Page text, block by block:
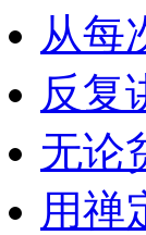
从每
反复
无论
用禅